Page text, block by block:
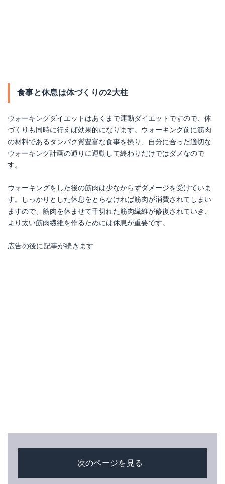
食事と休息は体づくりの2大柱
ウォーキングダイエットはあくまで運動ダイエットですので、体
づくりも同時に行えば効果的になります。ウォーキング前に筋肉
の材料であるタンパク質豊富な食事を摂り、自分に合った適切な
ウォーキング計画の通りに運動して終わりだけではダメなので
す。
ウォーキングをした後の筋肉は少なからずダメージを受けていま
す。しっかりとした休息をとらなければ筋肉が消費されてしまい
ますので、筋肉を休ませて千切れた筋肉繊維が修復されていき、
より太い筋肉繊維を作るためには休息が重要です。
広告の後に記事が続きます
次のページを見る